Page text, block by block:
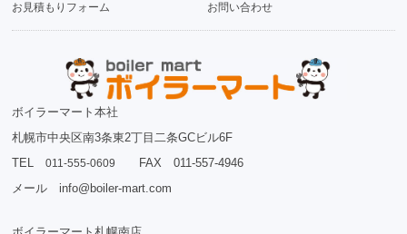
お見積もりフォーム
お問い合わせ
ボイラーマート本社
札幌市中央区南3条東2丁目二条GCビル6F
TEL011-555-0609
FAX 011-557-4946
メール info@boiler-mart.com